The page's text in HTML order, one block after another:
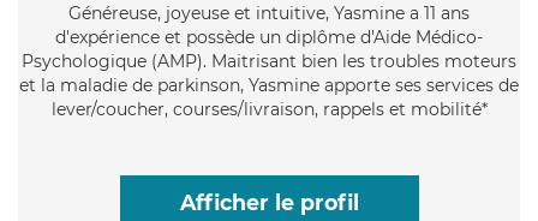
Généreuse, joyeuse et intuitive, Yasmine a 11 ans
d'expérience et possède un diplôme d'Aide Médico-
Psychologique (AMP). Maitrisant bien les troubles moteurs
et la maladie de parkinson, Yasmine apporte ses services de
lever/coucher, courses/livraison, rappels et mobilité*
Afficher le profil